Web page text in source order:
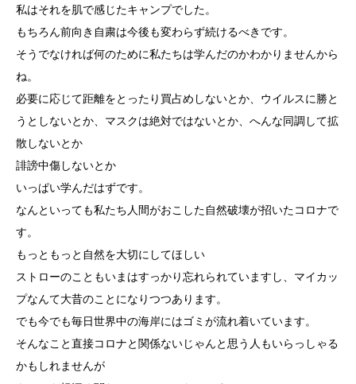
私はそれを肌で感じたキャンプでした。
もちろん前向き自粛は今後も変わらず続けるべきです。
そうでなければ何のために私たちは学んだのかわかりませんから
ね。
必要に応じて距離をとったり買占めしないとか、ウイルスに勝と
うとしないとか、マスクは絶対ではないとか、へんな同調して拡
散しないとか
誹謗中傷しないとか
いっぱい学んだはずです。
なんといっても私たち人間がおこした自然破壊が招いたコロナで
す。
もっともっと自然を大切にしてほしい
ストローのこともいまはすっかり忘れられていますし、マイカッ
プなんて大昔のことになりつつあります。
でも今でも毎日世界中の海岸にはゴミが流れ着いています。
そんなこと直接コロナと関係ないじゃんと思う人もいらっしゃる
かもしれませんが